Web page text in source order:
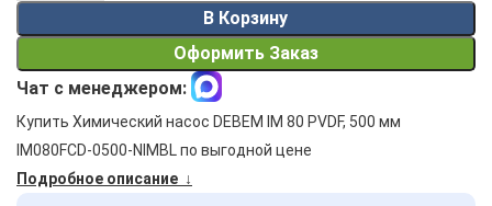
В Корзину
Оформить Заказ
Чат с менеджером:
Купить Химический насос DEBEM IM 80 PVDF, 500 мм
IM080FCD-0500-NIMBL по выгодной цене
Подробное описание ↓